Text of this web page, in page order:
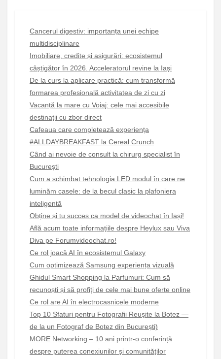
Cancerul digestiv: importanța unei echipe
multidisciplinare
Imobiliare, credite și asigurări: ecosistemul
câștigător în 2026. Acceleratorul revine la Iași
De la curs la aplicare practică: cum transformă
formarea profesională activitatea de zi cu zi
Vacanță la mare cu Voiaj: cele mai accesibile
destinații cu zbor direct
Cafeaua care completează experiența
#ALLDAYBREAKFAST la Cereal Crunch
Când ai nevoie de consult la chirurg specialist în
București
Cum a schimbat tehnologia LED modul în care ne
luminăm casele: de la becul clasic la plafoniera
inteligentă
Obține și tu succes ca model de videochat în Iași!
Află acum toate informațiile despre Heylux sau Viva
Diva pe Forumvideochat.ro!
Ce rol joacă AI în ecosistemul Galaxy
Cum optimizează Samsung experiența vizuală
Ghidul Smart Shopping la Parfumuri: Cum să
recunoști și să profiți de cele mai bune oferte online
Ce rol are AI în electrocasnicele moderne
Top 10 Sfaturi pentru Fotografii Reușite la Botez —
de la un Fotograf de Botez din București)
MORE Networking – 10 ani printr-o conferință
despre puterea conexiunilor și comunităților